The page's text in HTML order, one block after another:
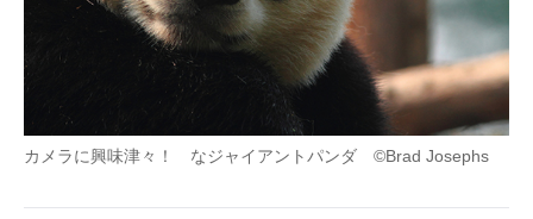
カメラに興味津々！ なジャイアントパンダ ©Brad Josephs